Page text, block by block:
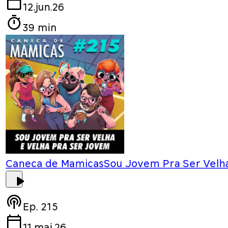
12.jun.26
39 min
Caneca de MamicasSou Jovem Pra Ser
Ep. 215